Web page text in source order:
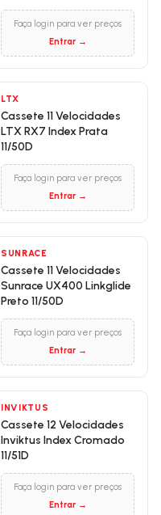
Faça login para ver preços
Entrar →
LTX
Cassete 11 Velocidades
LTX RX7 Index Prata
11/50D
Faça login para ver preços
Entrar →
SUNRACE
Cassete 11 Velocidades
Sunrace UX400 Linkglide
Preto 11/50D
Faça login para ver preços
Entrar →
INVIKTUS
Cassete 12 Velocidades
Inviktus Index Cromado
11/51D
Faça login para ver preços
Entrar →